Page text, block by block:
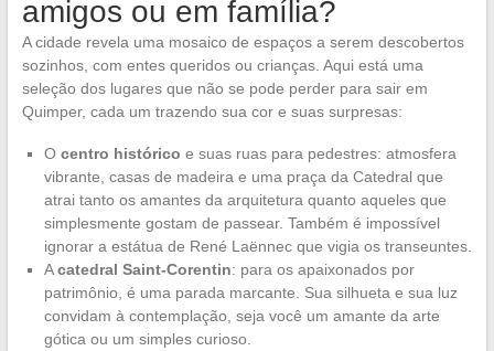
amigos ou em família?
A cidade revela uma mosaico de espaços a serem descobertos
sozinhos, com entes queridos ou crianças. Aqui está uma
seleção dos lugares que não se pode perder para sair em
Quimper, cada um trazendo sua cor e suas surpresas:
O centro histórico e suas ruas para pedestres: atmosfera
vibrante, casas de madeira e uma praça da Catedral que
atrai tanto os amantes da arquitetura quanto aqueles que
simplesmente gostam de passear. Também é impossível
ignorar a estátua de René Laënnec que vigia os transeuntes.
Acatedral Saint-Corentin: para os apaixonados por
patrimônio, é uma parada marcante. Sua silhueta e sua luz
convidam à contemplação, seja você um amante da arte
gótica ou um simples curioso.